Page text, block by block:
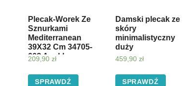
Plecak-Worek Ze
Sznurkami
Mediterranean
39X32 Cm 34705-
602 Anekke
209,90 zł
SPRAWDŹ
Damski plecak ze
skóry
minimalistyczny
duży
459,90 zł
SPRAWDŹ